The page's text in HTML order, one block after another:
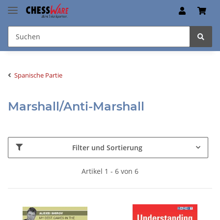
Spanische Partie
Marshall/Anti-Marshall
Filter und Sortierung
Artikel 1 - 6 von 6